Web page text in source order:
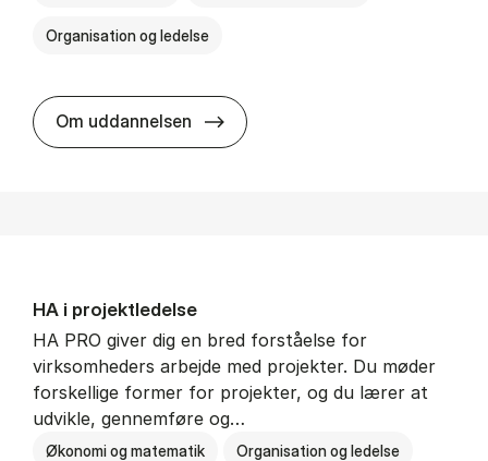
Organisation og ledelse
Om uddannelsen BSc in In­ter­na­tion­al Busi­ness
HA i pro­jekt­le­del­se
HA PRO giver dig en bred forståelse for
virksomheders arbejde med projekter. Du møder
forskellige former for projekter, og du lærer at
udvikle, gennemføre og…
Økonomi og matematik Organisation og ledelse